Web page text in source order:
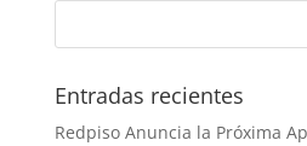
Entradas recientes
Redpiso Anuncia la Próxima